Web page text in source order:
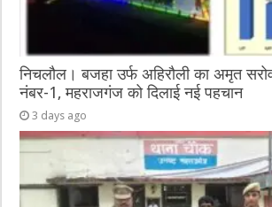
निचलौल। बजहा उर्फ अहिरौली का अमृत
नंबर-1, महराजगंज को दिलाई नई पहचान
3 days ago